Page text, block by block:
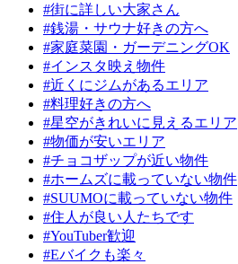
#街に詳しい大家さん
#銭湯・サウナ好きの方へ
#家庭菜園・ガーデニングOK
#インスタ映え物件
#近くにジムがあるエリア
#料理好きの方へ
#星空がきれいに見えるエリア
#物価が安いエリア
#チョコザップが近い物件
#ホームズに載っていない物件
#SUUMOに載っていない物件
#住人が良い人たちです
#YouTuber歓迎
#Eバイクも楽々